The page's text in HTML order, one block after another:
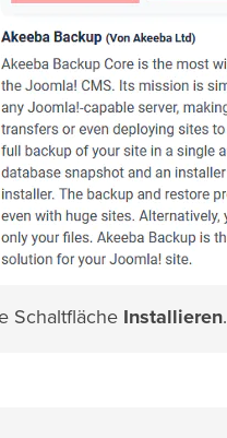
Schaltfläche Installieren.